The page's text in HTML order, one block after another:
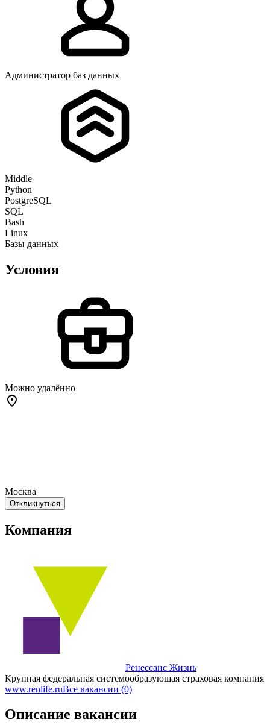
Администратор баз данных
Middle
Python
PostgreSQL
SQL
Bash
Linux
Базы данных
Условия
Можно удалённо
Москва
Откликнуться
Компания
Ренессанс Жизнь
Крупная федеральная системообразующая страховая компания
www.renlife.ruВсе вакансии (0)
Описание вакансии